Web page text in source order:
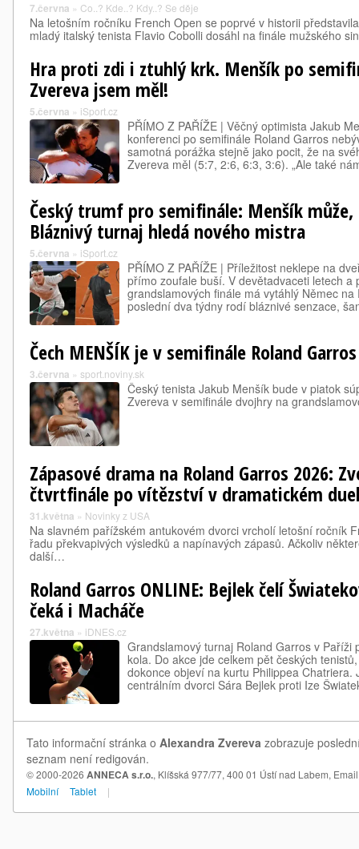
7.června » Co..? Kde..? Kdy..? Se děje
Na letošním ročníku French Open se poprvé v historii
mladý italský tenista Flavio Cobolli dosáhl na finále mužského
Hra proti zdi i ztuhlý krk. Menšík po
Zvereva jsem měl!
5.června » iSport.cz
PŘÍMO Z PAŘÍŽE | Věčný optimista Jakub
konferenci po semifinále Roland Garros
samotná porážka stejně jako pocit, že na
Zvereva měl (5:7, 2:6, 6:3, 3:6). „Ale také
Český trumf pro semifinále: Menšík
Bláznivý turnaj hledá nového mistra
5.června » iSport.cz
PŘÍMO Z PAŘÍŽE | Příležitost neklepe na
přímo zoufale buší. V devětadvaceti letech a
grandslamových finále má vytáhlý Němec
poslední dva týdny rodí bláznivé senzace,
Čech MENŠÍK je v semifinále Roland Garros
3.června » sport.noviny.sk
Český tenista Jakub Menšík bude v piatok
Zvereva v semifinále dvojhry na
Zápasové drama na Roland Garros 2026:
čtvrtfinále po vítězství v dramatickém
31.května » Novinky z USA
Na slavném pařížském antukovém dvorci vrcholí letošní ročník
řadu překvapivých výsledků a napínavých zápasů. Ačkoliv
další…
Roland Garros ONLINE: Bejlek čelí
čeká i Macháče
27.května » iDNES.cz
Grandslamový turnaj Roland Garros v Paříži
kola. Do akce jde celkem pět českých
dokonce objeví na kurtu Philippea Chatriera.
centrálním dvorci Sára Bejlek proti Ize
Tato informační stránka o Alexandra Zvereva zobrazuje
seznam není redigován.
© 2000-2026 ANNECA s.r.o., Klíšská 977/77, 400 01 Ústí nad Labem,
Mobilní
Tablet |